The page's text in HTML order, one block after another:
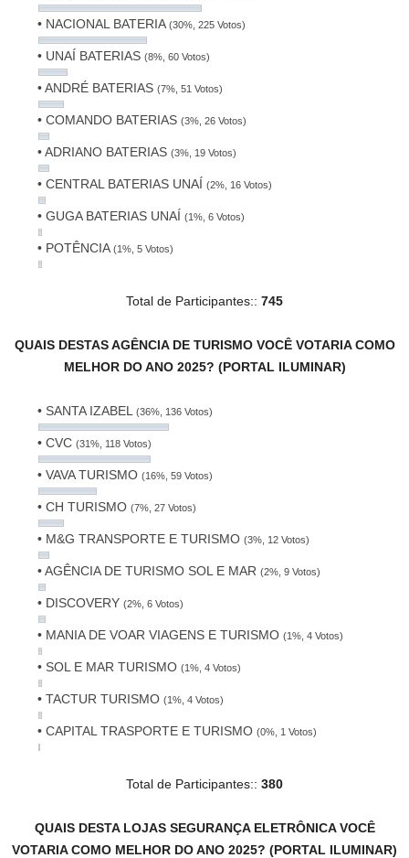
• NACIONAL BATERIA (30%, 225 Votos)
• UNAÍ BATERIAS (8%, 60 Votos)
• ANDRÉ BATERIAS (7%, 51 Votos)
• COMANDO BATERIAS (3%, 26 Votos)
• ADRIANO BATERIAS (3%, 19 Votos)
• CENTRAL BATERIAS UNAÍ (2%, 16 Votos)
• GUGA BATERIAS UNAÍ (1%, 6 Votos)
• POTÊNCIA (1%, 5 Votos)
Total de Participantes:: 745
QUAIS DESTAS AGÊNCIA DE TURISMO VOCÊ VOTARIA COMO
MELHOR DO ANO 2025? (PORTAL ILUMINAR)
• SANTA IZABEL (36%, 136 Votos)
• CVC (31%, 118 Votos)
• VAVA TURISMO (16%, 59 Votos)
• CH TURISMO (7%, 27 Votos)
• M&G TRANSPORTE E TURISMO (3%, 12 Votos)
• AGÊNCIA DE TURISMO SOL E MAR (2%, 9 Votos)
• DISCOVERY (2%, 6 Votos)
• MANIA DE VOAR VIAGENS E TURISMO (1%, 4 Votos)
• SOL E MAR TURISMO (1%, 4 Votos)
• TACTUR TURISMO (1%, 4 Votos)
• CAPITAL TRASPORTE E TURISMO (0%, 1 Votos)
Total de Participantes:: 380
QUAIS DESTA LOJAS SEGURANÇA ELETRÔNICA VOCÊ
VOTARIA COMO MELHOR DO ANO 2025? (PORTAL ILUMINAR)